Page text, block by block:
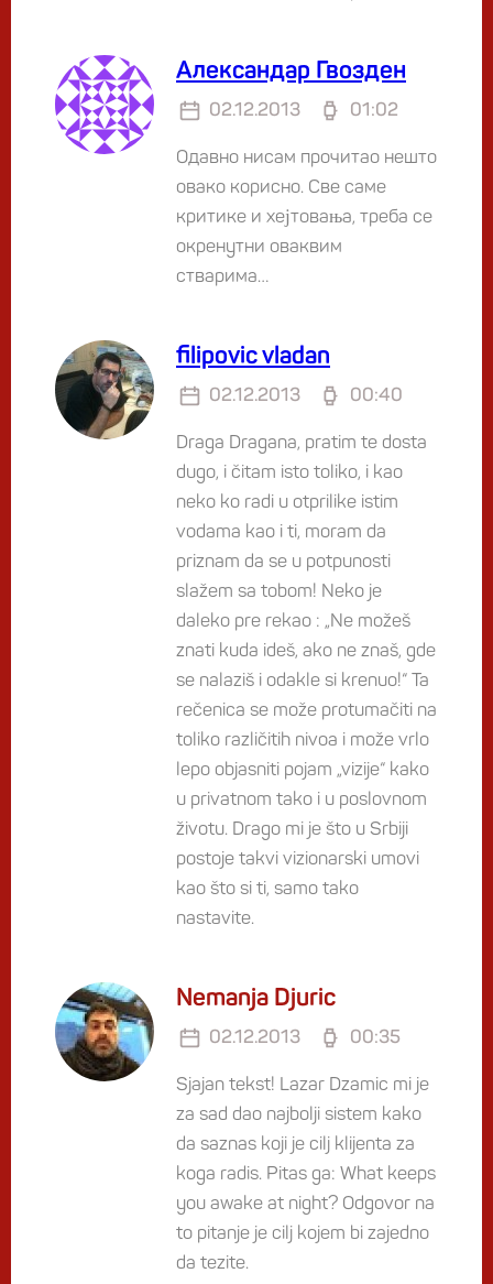
Александар Гвозден
02.12.2013 01:02
Одавно нисам прочитао нешто
овако корисно. Све саме
критике и хејтовања, треба се
окренутни оваквим
стварима…
filipovic vladan
02.12.2013 00:40
Draga Dragana, pratim te dosta
dugo, i čitam isto toliko, i kao
neko ko radi u otprilike istim
vodama kao i ti, moram da
priznam da se u potpunosti
slažem sa tobom! Neko je
daleko pre rekao : „Ne možeš
znati kuda ideš, ako ne znaš, gde
se nalaziš i odakle si krenuo!“ Ta
rečenica se može protumačiti na
toliko različitih nivoa i može vrlo
lepo objasniti pojam „vizije“ kako
u privatnom tako i u poslovnom
životu. Drago mi je što u Srbiji
postoje takvi vizionarski umovi
kao što si ti, samo tako
nastavite.
Nemanja Djuric
02.12.2013 00:35
Sjajan tekst! Lazar Dzamic mi je
za sad dao najbolji sistem kako
da saznas koji je cilj klijenta za
koga radis. Pitas ga: What keeps
you awake at night? Odgovor na
to pitanje je cilj kojem bi zajedno
da tezite.